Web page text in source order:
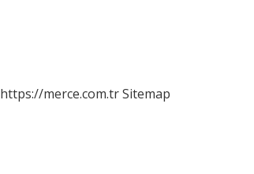
https://merce.com.trSitemap